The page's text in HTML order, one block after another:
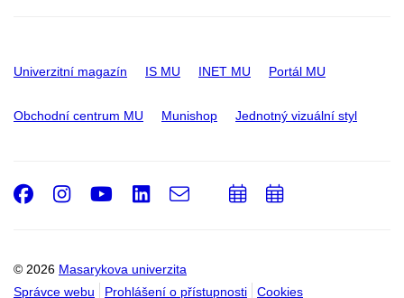
Univerzitní magazín IS MU INET MU Portál MU
Obchodní centrum MU Munishop Jednotný vizuální styl
© 2026 Masarykova univerzita
Správce webu
Prohlášení o přístupnosti Cookies
Facebook
Instagram
Youtube
LinkedIn
e-
Email
PřidatPřidat